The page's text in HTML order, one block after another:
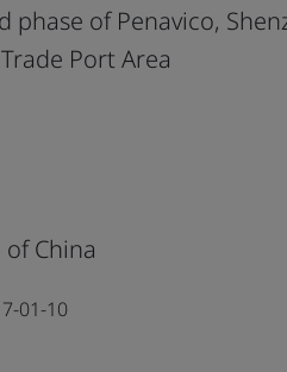
phase of Penavico,
Port Area
China
01-10